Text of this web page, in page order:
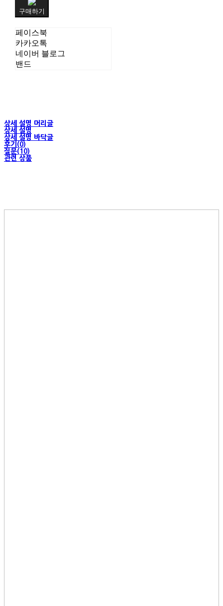
구매하기
페이스북
카카오톡
네이버 블로그
밴드
상세 설명 머리글
상세 설명
상세 설명 바닥글
후기(0)
질문(10)
관련 상품